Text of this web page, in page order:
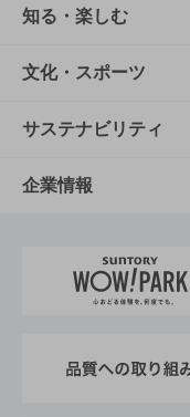
商品TOP
商品一覧
商品発売情報
栄養成分一覧
知る・楽しむ
知る・楽しむTOP
キャンペーン
工場見学
地域情報
文化・スポーツ
文化・スポーツ
サントリーホール
サントリーサンバ
サステナビリティ
サステナビリティ
サントリーが考
企業情報
企業概要